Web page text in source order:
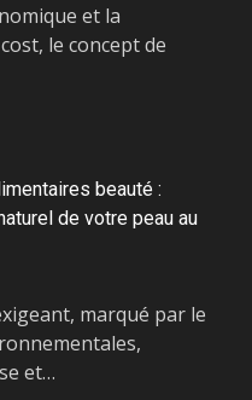
et la
le concept de
beauté :
de votre peau au
marqué par le
et…